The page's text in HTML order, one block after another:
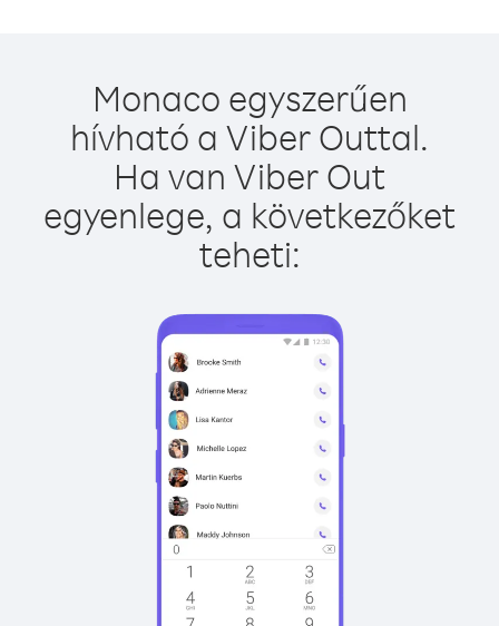
Monaco egyszerűen
hívható a Viber Outtal.
Ha van Viber Out
egyenlege, a következőket
teheti: